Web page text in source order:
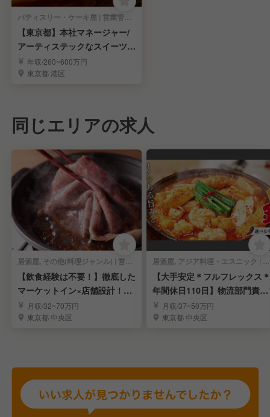
パティスリー・ケーキ屋 | 営業管理職・経営幹部
【東京都】本社マネージャー/
アーティステックなスイーツが
人気の企業(港区)/週休2日制＊
業績賞与あり＊季節休あり
年収/260~600万円
東京都 港区
同じエリアの求人
居酒屋, その他(料理ジャンル) | 営業管理職・経営幹部
【飲食経験は不要！】徹底した
マーケットイン×店舗設計！急
成長企業の幹部候補
月収/32~70万円
東京都 中央区
居酒屋, アジア料理・エスニック | 営業管理職・経営幹部
【大手安定＊フルフレックス＊
年間休日110日】物流部門責任
者の募集！
月収/37~50万円
東京都 中央区